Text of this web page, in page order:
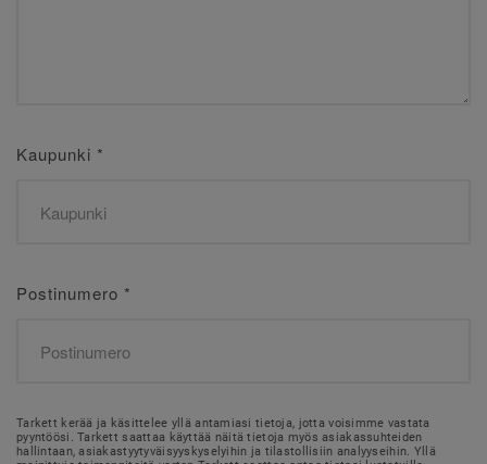
Kaupunki *
Postinumero *
Tarkett kerää ja käsittelee yllä antamiasi tietoja, jotta voisimme vastata
pyyntöösi. Tarkett saattaa käyttää näitä tietoja myös asiakassuhteiden
hallintaan, asiakastyytyväisyyskyselyihin ja tilastollisiin analyyseihin. Yllä